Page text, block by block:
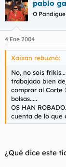
pablo
O
4 Ene 2004
Xaixan rebuznó:
No, no sois
trabajado bien
comprar al Corte
bolsas.....
OS HAN
cuenta de lo que
¿Qué dice este